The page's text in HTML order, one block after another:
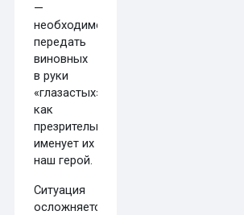
—
необходимость
передать
виновных
в руки
«глазастых»,
как
презрительно
именует их
наш герой.
Ситуация
осложняется